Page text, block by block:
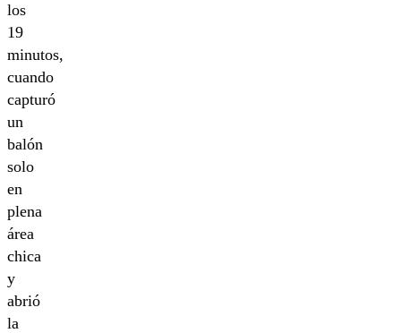
los
19
minutos,
cuando
capturó
un
balón
solo
en
plena
área
chica
y
abrió
la